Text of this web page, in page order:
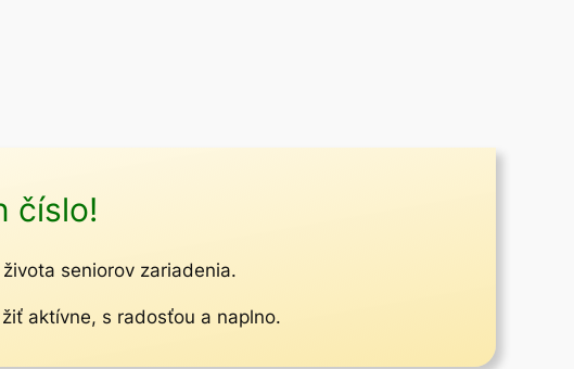
číslo!
seniorov zariadenia.
aktívne, s radosťou a naplno.